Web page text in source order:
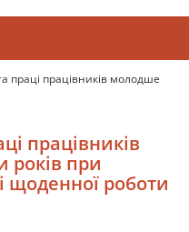
праці працівників молодше
працівників
років при
щоденної роботи